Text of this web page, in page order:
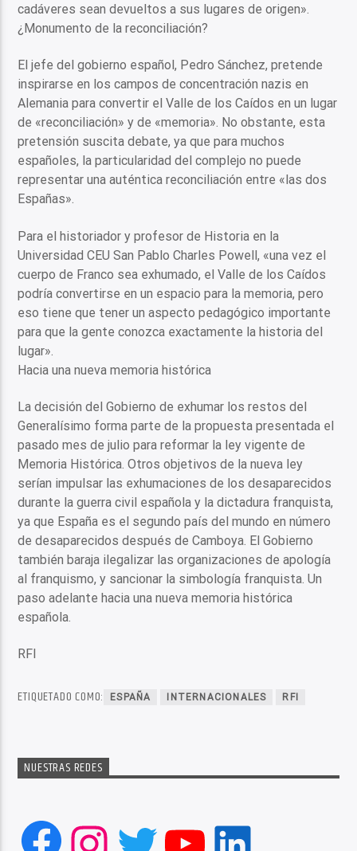
cadáveres sean devueltos a sus lugares de origen».
¿Monumento de la reconciliación?
El jefe del gobierno español, Pedro Sánchez, pretende
inspirarse en los campos de concentración nazis en
Alemania para convertir el Valle de los Caídos en un lugar
de «reconciliación» y de «memoria». No obstante, esta
pretensión suscita debate, ya que para muchos
españoles, la particularidad del complejo no puede
representar una auténtica reconciliación entre «las dos
Españas».
Para el historiador y profesor de Historia en la
Universidad CEU San Pablo Charles Powell, «una vez el
cuerpo de Franco sea exhumado, el Valle de los Caídos
podría convertirse en un espacio para la memoria, pero
eso tiene que tener un aspecto pedagógico importante
para que la gente conozca exactamente la historia del
lugar».
Hacia una nueva memoria histórica
La decisión del Gobierno de exhumar los restos del
Generalísimo forma parte de la propuesta presentada el
pasado mes de julio para reformar la ley vigente de
Memoria Histórica. Otros objetivos de la nueva ley
serían impulsar las exhumaciones de los desaparecidos
durante la guerra civil española y la dictadura franquista,
ya que España es el segundo país del mundo en número
de desaparecidos después de Camboya. El Gobierno
también baraja ilegalizar las organizaciones de apología
al franquismo, y sancionar la simbología franquista. Un
paso adelante hacia una nueva memoria histórica
española.
RFI
ETIQUETADO COMO: ESPAÑA INTERNACIONALES RFI
NUESTRAS REDES
Facebook